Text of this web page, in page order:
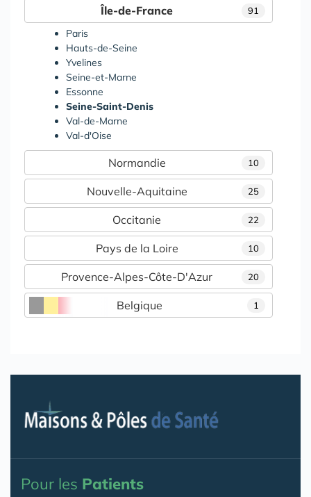
91
Île-de-France
Paris
Hauts-de-Seine
Yvelines
Seine-et-Marne
Essonne
Seine-Saint-Denis
Val-de-Marne
Val-d'Oise
10
Normandie
25
Nouvelle-Aquitaine
22
Occitanie
10
Pays de la Loire
20
Provence-Alpes-Côte-D'Azur
Belgique 1
Pour les Patients